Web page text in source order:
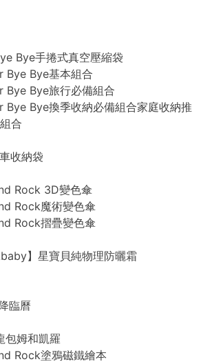
Bye手捲式真空壓縮袋
Bye Bye基本組合
Bye Bye旅行必備組合
Bye Bye換季收納必備組合家庭收納推
合
收納袋
Rock 3D變色傘
Rock魔術變色傘
Rock摺疊變色傘
】星寶貝純物理防曬霜
臨曆
包姆和凱羅
Rock塗鴉磁鐵繪本